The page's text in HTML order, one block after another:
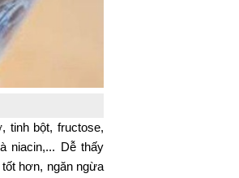
tinh bột, fructose,
niacin,... Dễ thấy
hơn, ngăn ngừa